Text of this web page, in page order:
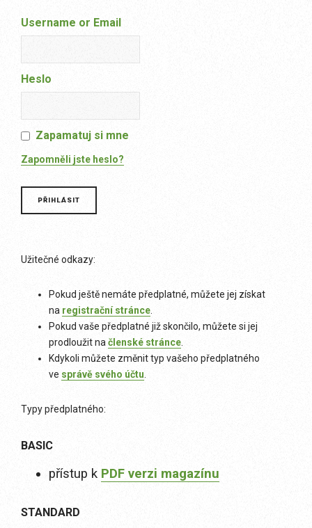
Username or Email
Heslo
Zapamatuj si mne
Zapomněli jste heslo?
Užitečné odkazy:
Pokud ještě nemáte předplatné, můžete jej získat
na registrační stránce
Pokud vaše předplatné již skončilo, můžete si jej
prodloužit na členské stránce
Kdykoli můžete změnit typ vašeho předplatného
ve správě svého účtu
Typy předplatného:
BASIC
přístup k PDF verzi magazínu
STANDARD